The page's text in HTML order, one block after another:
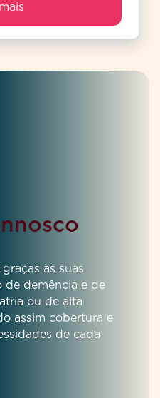
às suas
de demência e de
ou de alta
assim cobertura e
de cada